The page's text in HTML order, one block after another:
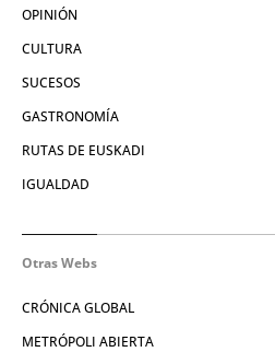
OPINIÓN
CULTURA
SUCESOS
GASTRONOMÍA
RUTAS DE EUSKADI
IGUALDAD
Otras Webs
CRÓNICA GLOBAL
METRÓPOLI ABIERTA